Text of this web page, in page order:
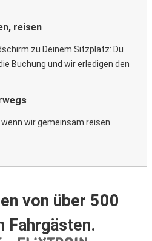
reisen
zu Deinem Sitzplatz: Du
Buchung und wir erledigen den
wir gemeinsam reisen
von über 500
Fahrgästen.